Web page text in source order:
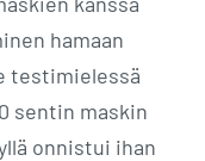
hamaan
testimielessä
sentin maskin
onnistui ihan